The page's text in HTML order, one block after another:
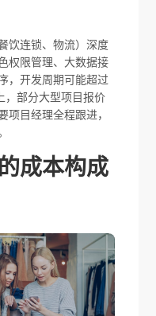
饮连锁、物流）深度
权限管理、大数据接
，开发周期可能超过
，部分大型项目报价
项目经理全程跟进，
成本构成